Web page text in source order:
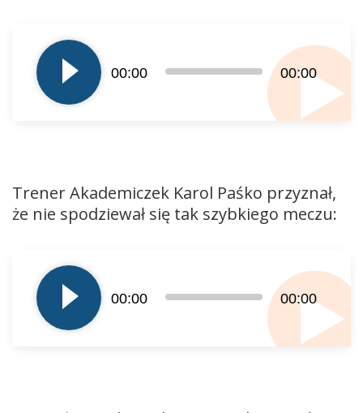
plików
dźwiękowych
00:00 00:00
Trener Akademiczek Karol Paśko przyznał,
że nie spodziewał się tak szybkiego meczu:
plików
dźwiękowych
00:00 00:00